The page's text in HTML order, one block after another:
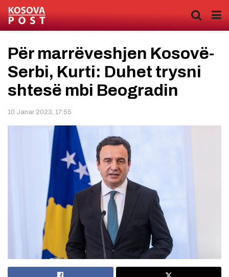
Për marrëveshjen Kosovë-
Serbi, Kurti: Duhet trysni
shtesë mbi Beogradin
10 Janar 2023, 17:55